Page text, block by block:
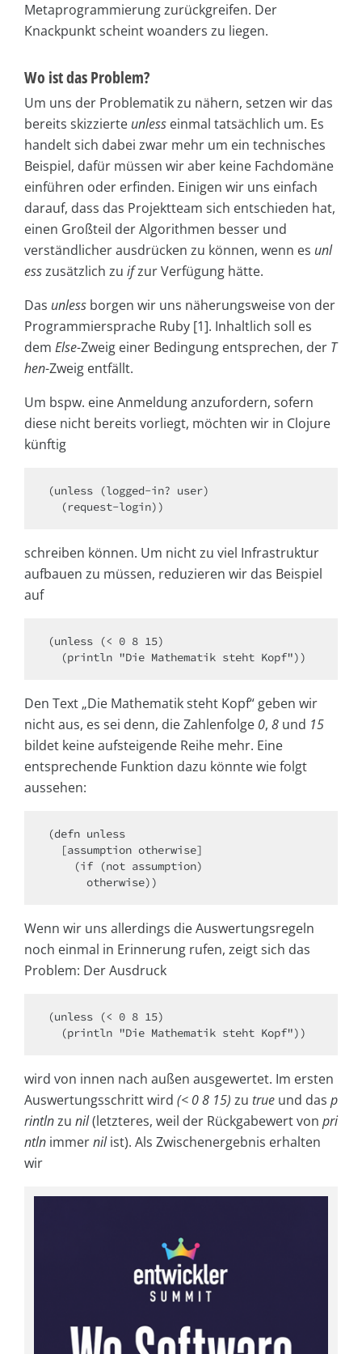
Metaprogrammierung zurückgreifen. Der
Knackpunkt scheint woanders zu liegen.
Wo ist das Problem?
Um uns der Problematik zu nähern, setzen wir das
bereits skizzierte unless einmal tatsächlich um. Es
handelt sich dabei zwar mehr um ein technisches
Beispiel, dafür müssen wir aber keine Fachdomäne
einführen oder erfinden. Einigen wir uns einfach
darauf, dass das Projektteam sich entschieden hat,
einen Großteil der Algorithmen besser und
verständlicher ausdrücken zu können, wenn es unl
esszusätzlich zu ifzur Verfügung hätte.
Das unless borgen wir uns näherungsweise von der
Programmiersprache Ruby [1]. Inhaltlich soll es
dem Else-Zweig einer Bedingung entsprechen, der T
hen-Zweig entfällt.
Um bspw. eine Anmeldung anzufordern, sofern
diese nicht bereits vorliegt, möchten wir in Clojure
künftig
(unless (logged-in? user)
  (request-login))
schreiben können. Um nicht zu viel Infrastruktur
aufbauen zu müssen, reduzieren wir das Beispiel
auf
(unless (< 0 8 15)
  (println "Die Mathematik steht Kopf"))
Den Text „Die Mathematik steht Kopf“ geben wir
nicht aus, es sei denn, die Zahlenfolge 0, 8 und 15
bildet keine aufsteigende Reihe mehr. Eine
entsprechende Funktion dazu könnte wie folgt
aussehen:
(defn unless
      otherwise))
Wenn wir uns allerdings die Auswertungsregeln
noch einmal in Erinnerung rufen, zeigt sich das
Problem: Der Ausdruck
(unless (< 0 8 15)
  (println "Die Mathematik steht Kopf"))
wird von innen nach außen ausgewertet. Im ersten
Auswertungsschritt wird (< 0 8 15) zu true und das p
rintlnzu nil(letzteres, weil der Rückgabewert von pri
ntln immernilist). Als Zwischenergebnis erhalten
wir